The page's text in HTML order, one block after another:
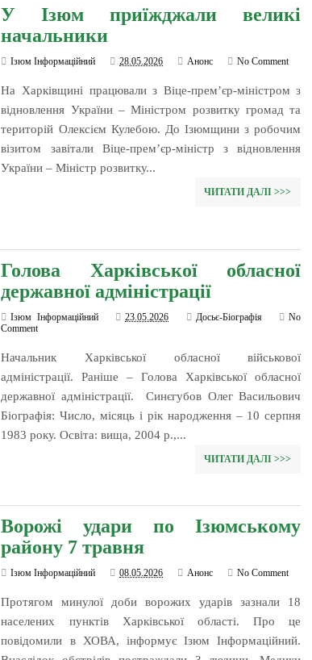
У Ізюм приїжджали великі
начальники
Ізюм Інформаційний 28.05.2026 Анонс No Comment
На Харківщині працювали з Віце-прем’єр-міністром з
відновлення України – Міністром розвитку громад та
територій Олексієм Кулебою. До Ізюмщини з робочим
візитом завітали Віце-прем’єр-міністр з відновлення
України – Міністр розвитку...
ЧИТАТИ ДАЛІ >>>
Голова Харківської обласної
державної адміністрації
Ізюм Інформаційний 23.05.2026 Досьє-Біографія
No
Comment
Начальник Харківської обласної військової
адміністрації. Раніше – Голова Харківської обласної
державної адміністрації. Синєгубов Олег Васильович
Біографія: Число, місяць і рік народження – 10 серпня
1983 року. Освіта: вища, 2004 р.,...
ЧИТАТИ ДАЛІ >>>
Ворожі удари по Ізюмському
району 7 травня
Ізюм Інформаційний 08.05.2026 Анонс No Comment
Протягом минулої доби ворожих ударів зазнали 18
населених пунктів Харківської області. Про це
повідомили в ХОВА, інформує Ізюм Інформаційний.